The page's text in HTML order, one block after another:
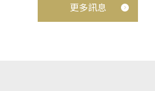
更多訊息